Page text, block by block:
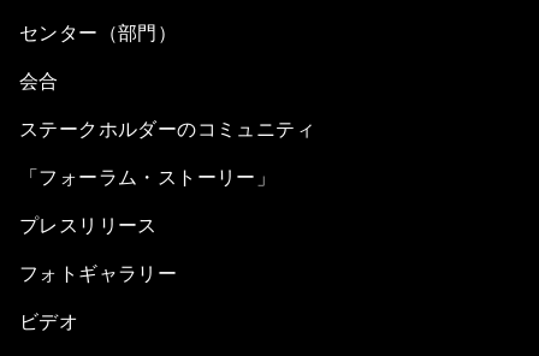
センター（部門）
会合
ステークホルダーのコミュニティ
「フォーラム・ストーリー」
プレスリリース
フォトギャラリー
ビデオ